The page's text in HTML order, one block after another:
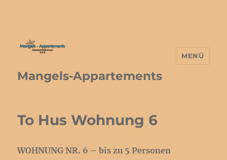
Mangels-Appartements
MENÜ
To Hus Wohnung 6
WOHNUNG NR. 6 – bis zu 5 Personen